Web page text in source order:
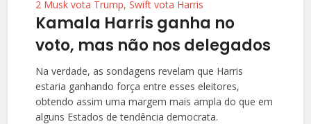
2 Musk vota Trump, Swift vota Harris
Kamala Harris ganha no
voto, mas não nos delegados
Na verdade, as sondagens revelam que Harris
estaria ganhando força entre esses eleitores,
obtendo assim uma margem mais ampla do que em
alguns Estados de tendência democrata.